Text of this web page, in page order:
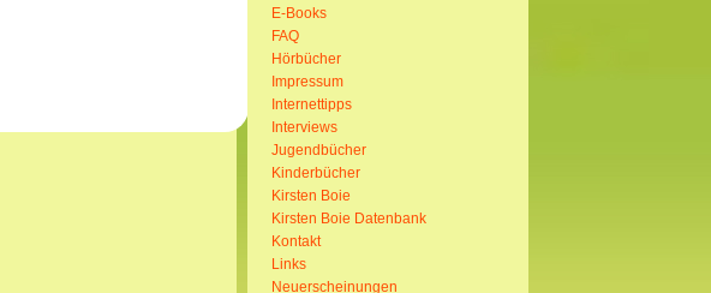
E-Books
FAQ
Hörbücher
Impressum
Internettipps
Interviews
Jugendbücher
Kinderbücher
Kirsten Boie
Kirsten Boie Datenbank
Kontakt
Links
Neuerscheinungen